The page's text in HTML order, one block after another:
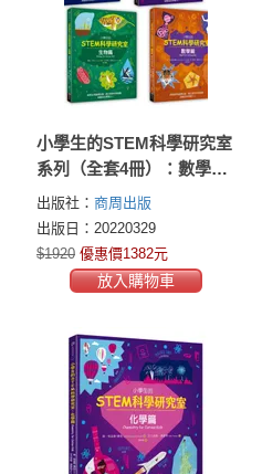
小學生的STEM科學研究室
系列（全套4冊）：數學
篇、生物篇、物理篇、化
學篇
出版社： 商周出版
出版日：20220329
$1920 優惠價1382元
放入購物車